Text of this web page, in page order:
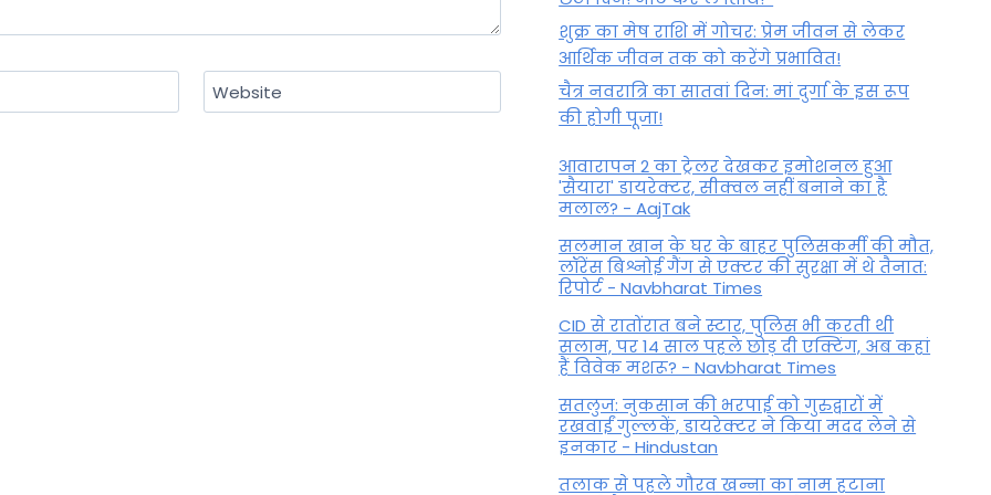
Website
शुक्र का मेष राशि में गोचर: प्रेम जीवन से लेकर
आर्थिक जीवन तक को करेंगे प्रभावित!
चैत्र नवरात्रि का सातवां दिन: मां दुर्गा के इस रूप
की होगी पूजा!
आवारापन 2 का ट्रेलर देखकर इमोशनल हुआ
'सैयारा' डायरेक्टर, सीक्वल नहीं बनाने का है
मलाल? - AajTak
सलमान खान के घर के बाहर पुलिसकर्मी की मौत,
लॉरेंस बिश्नोई गैंग से एक्टर की सुरक्षा में थे तैनात:
रिपोर्ट - Navbharat Times
CID से रातोंरात बने स्टार, पुलिस भी करती थी
सलाम, पर 14 साल पहले छोड़ दी एक्टिंग, अब कहां
हैं विवेक मशरू? - Navbharat Times
सतलुज: नुकसान की भरपाई को गुरुद्वारों में
रखवाईं गुल्लकें, डायरेक्टर ने किया मदद लेने से
इनकार - Hindustan
तलाक से पहले गौरव खन्ना का नाम हटाना